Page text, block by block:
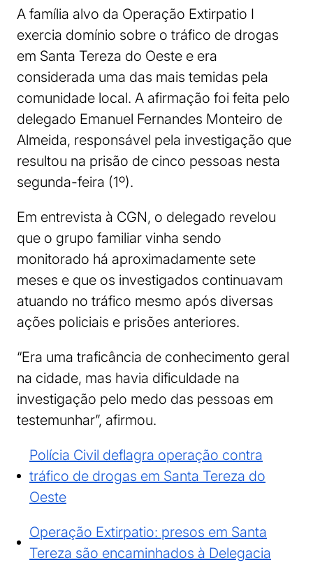
A família alvo da Operação Extirpatio I
exercia domínio sobre o tráfico de drogas
em Santa Tereza do Oeste e era
considerada uma das mais temidas pela
comunidade local. A afirmação foi feita pelo
delegado Emanuel Fernandes Monteiro de
Almeida, responsável pela investigação que
resultou na prisão de cinco pessoas nesta
segunda-feira (1º).
Em entrevista à CGN, o delegado revelou
que o grupo familiar vinha sendo
monitorado há aproximadamente sete
meses e que os investigados continuavam
atuando no tráfico mesmo após diversas
ações policiais e prisões anteriores.
“Era uma traficância de conhecimento geral
na cidade, mas havia dificuldade na
investigação pelo medo das pessoas em
testemunhar”, afirmou.
Polícia Civil deflagra operação contra
tráfico de drogas em Santa Tereza do
Oeste
Operação Extirpatio: presos em Santa
Tereza são encaminhados à Delegacia